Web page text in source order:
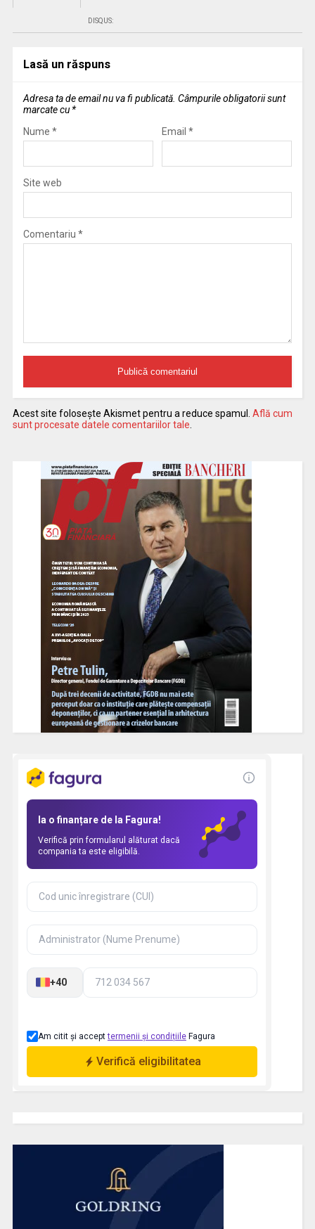
DISQUS:
Lasă un răspuns
Adresa ta de email nu va fi publicată. Câmpurile obligatorii sunt
marcate cu *
Nume * Email *
Site web
Comentariu *
Acest site folosește Akismet pentru a reduce spamul. Află cum
sunt procesate datele comentariilor tale